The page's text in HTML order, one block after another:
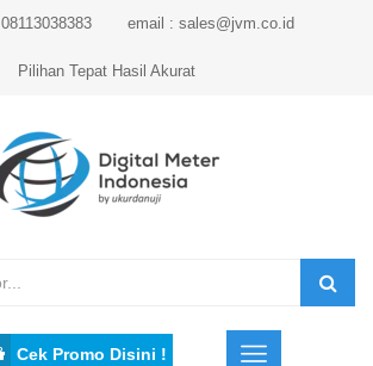
email : sales@jvm.co.id
Pilihan Tepat Hasil Akurat
Cek Promo Disini !